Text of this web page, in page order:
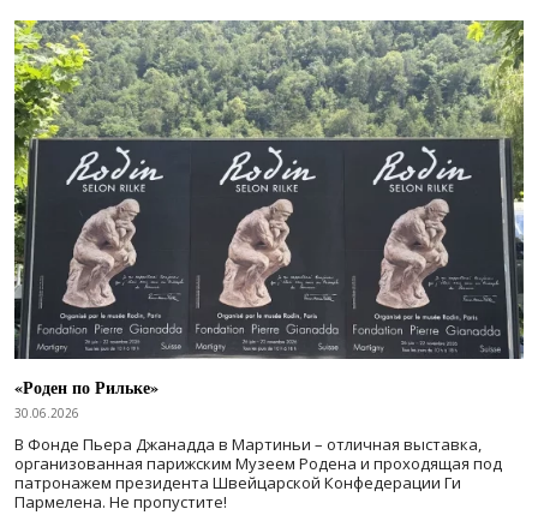
«Роден по Рильке»
30.06.2026
В Фонде Пьера Джанадда в Мартиньи – отличная выставка,
организованная парижским Музеем Родена и проходящая под
патронажем президента Швейцарской Конфедерации Ги
Пармелена. Не пропустите!